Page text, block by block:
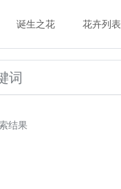
诞生之花 花卉列表
结果